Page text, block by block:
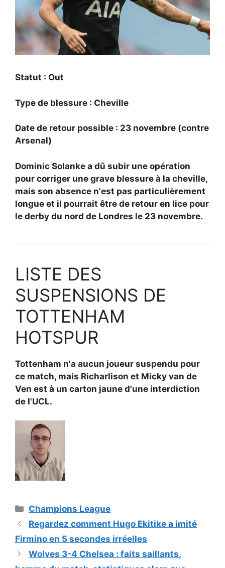
Statut : Out
Type de blessure : Cheville
Date de retour possible : 23 novembre (contre
Arsenal)
Dominic Solanke a dû subir une opération
pour corriger une grave blessure à la cheville,
mais son absence n'est pas particulièrement
longue et il pourrait être de retour en lice pour
le derby du nord de Londres le 23 novembre.
LISTE DES
SUSPENSIONS DE
TOTTENHAM
HOTSPUR
Tottenham n'a aucun joueur suspendu pour
ce match, mais Richarlison et Micky van de
Ven est à un carton jaune d'une interdiction
de l'UCL.
Catégories
Champions League
Regardez comment Hugo Ekitike a imité
Firmino en 5 secondes irréelles
Wolves 3-4 Chelsea : faits saillants,